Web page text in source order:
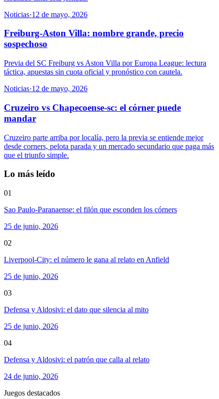
Noticias·12 de mayo, 2026
Freiburg-Aston Villa: nombre grande, precio
sospechoso
Previa del SC Freiburg vs Aston Villa por Europa League: lectura
táctica, apuestas sin cuota oficial y pronóstico con cautela.
Noticias·12 de mayo, 2026
Cruzeiro vs Chapecoense-sc: el córner puede
mandar
Cruzeiro parte arriba por localía, pero la previa se entiende mejor
desde corners, pelota parada y un mercado secundario que paga más
que el triunfo simple.
Lo más leído
01
Sao Paulo-Paranaense: el filón que esconden los córners
25 de junio, 2026
02
Liverpool-City: el número le gana al relato en Anfield
25 de junio, 2026
03
Defensa y Aldosivi: el dato que silencia al mito
25 de junio, 2026
04
Defensa y Aldosivi: el patrón que calla al relato
24 de junio, 2026
Juegos destacados